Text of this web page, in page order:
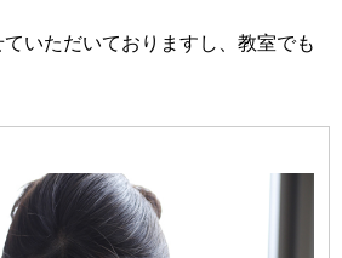
いただいておりますし、教室でも